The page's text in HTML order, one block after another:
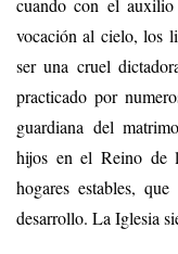
vocación al cielo, los
ser una cruel
practicado por
guardiana del
hijos en el Reino de
hogares estables,
desarrollo. La Iglesia